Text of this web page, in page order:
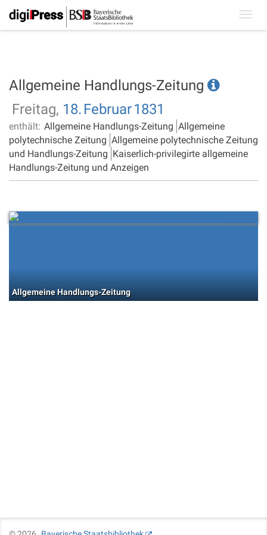
Allgemeine Handlungs-Zeitung
Freitag, 18. Februar1831
enthält: Allgemeine Handlungs-Zeitung Allgemeine
polytechnische Zeitung Allgemeine polytechnische Zeitung
und Handlungs-Zeitung Kaiserlich-privilegirte allgemeine
Handlungs-Zeitung und Anzeigen
Allgemeine Handlungs-Zeitung